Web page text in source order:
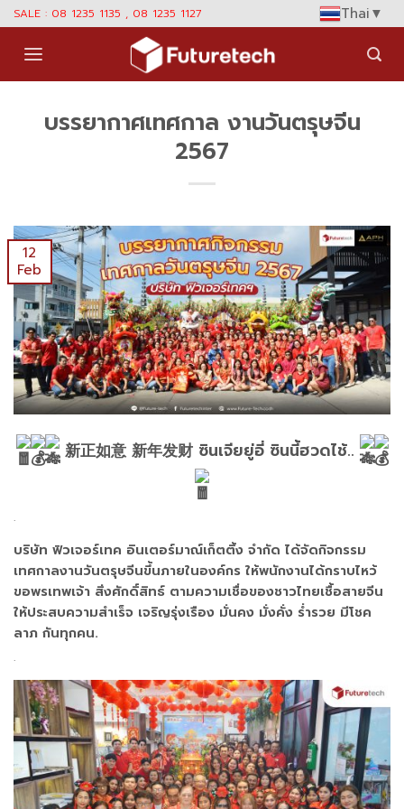
Skip
content
SALE : 08 1235 1135 , 08 1235 1127 Thai▼
บรรยากาศเทศกาล งานวันตรุษจีน
2567
12
Feb
新正如意 新年发财 ซินเจียยู่อี่ ซินนี้ฮวดไช้..
.
บริษัท ฟิวเจอร์เทค อินเตอร์มาณ์เก็ตติ้ง จำกัด ได้จัดกิจกรรม
เทศกาลงานวันตรุษจีนขึ้นภายในองค์กร ให้พนักงานได้กราบไหว้
ขอพรเทพเจ้า สิ่งศักดิ์สิทธ์ ตามความเชื่อของชาวไทยเชื้อสายจีน
ให้ประสบความสำเร็จ เจริญรุ่งเรือง มั่นคง มั่งคั่ง ร่ำรวย มีโชค
ลาภ กันทุกคน.
.